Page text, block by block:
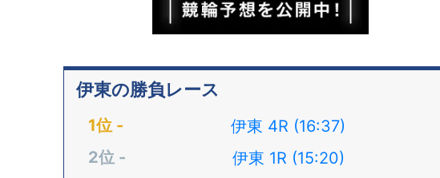
伊東の勝負レース
伊東 4R (16:37)
伊東 1R (15:20)